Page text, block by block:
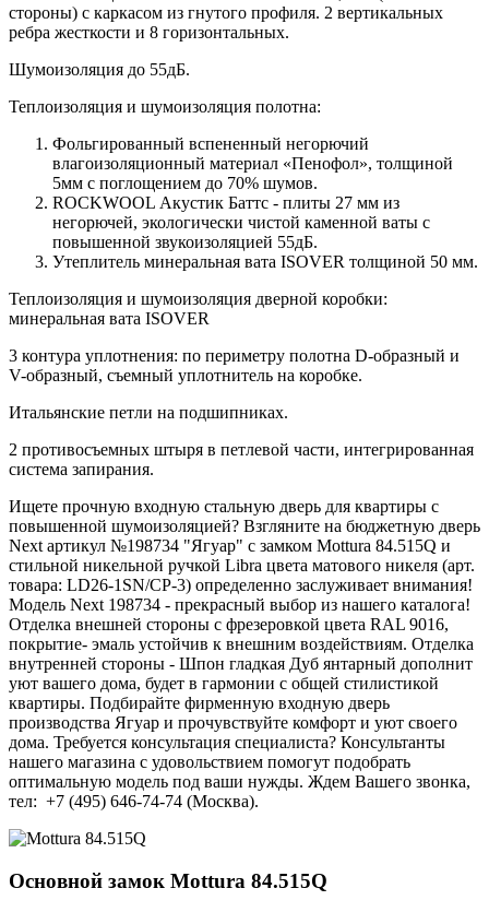
стороны) c каркасом из гнутого профиля. 2 вертикальных
ребра жесткости и 8 горизонтальных.
Шумоизоляция до 55дБ.
Теплоизоляция и шумоизоляция полотна:
Фольгированный вспененный негорючий
влагоизоляционный материал «Пенофол», толщиной
5мм с поглощением до 70% шумов.
ROCKWOOL Акустик Баттс - плиты 27 мм из
негорючей, экологически чистой каменной ваты с
повышенной звукоизоляцией 55дБ.
Утеплитель минеральная вата ISOVER толщиной 50 мм.
Теплоизоляция и шумоизоляция дверной коробки:
минеральная вата ISOVER
3 контура уплотнения: по периметру полотна D-образный и
V-образный, съемный уплотнитель на коробке.
Итальянские петли на подшипниках.
2 противосъемных штыря в петлевой части, интегрированная
система запирания.
Ищете прочную входную стальную дверь для квартиры с
повышенной шумоизоляцией? Взгляните на бюджетную дверь
Next артикул №198734 "Ягуар" с замком Mottura 84.515Q и
стильной никельной ручкой Libra цвета матового никеля (арт.
товара: LD26-1SN/CP-3) определенно заслуживает внимания!
Модель Next 198734 - прекрасный выбор из нашего каталога!
Отделка внешней стороны с фрезеровкой цвета RAL 9016,
покрытие- эмаль устойчив к внешним воздействиям. Отделка
внутренней стороны - Шпон гладкая Дуб янтарный дополнит
уют вашего дома, будет в гармонии с общей стилистикой
квартиры. Подбирайте фирменную входную дверь
производства Ягуар и прочувствуйте комфорт и уют своего
дома. Требуется консультация специалиста? Консультанты
нашего магазина с удовольствием помогут подобрать
оптимальную модель под ваши нужды. Ждем Вашего звонка,
тел: +7 (495) 646-74-74 (Москва).
Основной замок Mottura 84.515Q